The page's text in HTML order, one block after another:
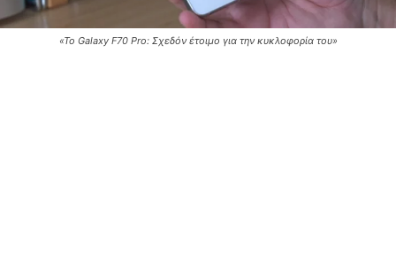
«Το Galaxy F70 Pro: Σχεδόν έτοιμο για την κυκλοφορία του»